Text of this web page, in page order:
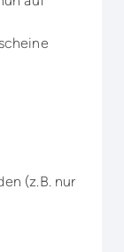
(z.B. nur